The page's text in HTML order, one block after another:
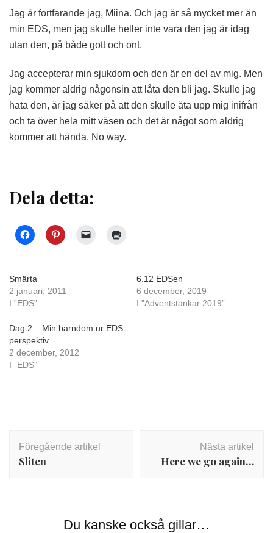
Jag är fortfarande jag, Miina. Och jag är så mycket mer än
min EDS, men jag skulle heller inte vara den jag är idag
utan den, på både gott och ont.
Jag accepterar min sjukdom och den är en del av mig. Men
jag kommer aldrig någonsin att låta den bli jag. Skulle jag
hata den, är jag säker på att den skulle äta upp mig inifrån
och ta över hela mitt väsen och det är något som aldrig
kommer att hända. No way.
Dela detta:
Smärta
2 januari, 2011
I ”EDS”
6.12 EDSen
6 december, 2019
I ”Adventstankar 2019”
Dag 2 – Min barndom ur EDS
perspektiv
2 december, 2012
I ”EDS”
Föregående artikel
Sliten
Nästa artikel
Here we go again…
Du kanske också gillar…